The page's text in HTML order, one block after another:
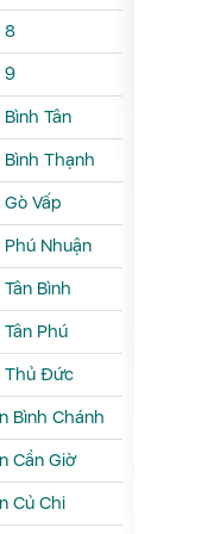
8
9
Tân
Thạnh
Vấp
Nhuận
Bình
Phú
Thủ Đức
Bình Chánh
Cần Giờ
Củ Chi